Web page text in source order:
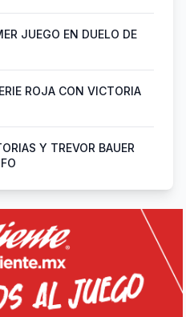
JUEGO EN DUELO DE
ROJA CON VICTORIA
Y TREVOR BAUER